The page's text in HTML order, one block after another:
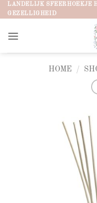
Ga
naar
LANDELIJK SFEERHOEKJE
GEZELLIGHEID
HOME /